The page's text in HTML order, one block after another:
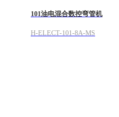
101油电混合数控弯管机
H-ELECT-101-8A-MS